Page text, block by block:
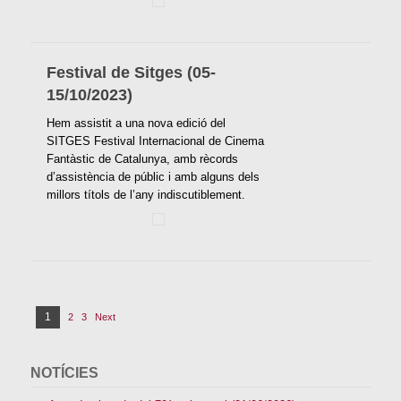
Festival de Sitges (05-
15/10/2023)
Hem assistit a una nova edició del
SITGES Festival Internacional de Cinema
Fantàstic de Catalunya, amb rècords
d’assistència de públic i amb alguns dels
millors títols de l’any indiscutiblement.
a
e
g
1
P
2
P
3 Next
NOTÍCIES